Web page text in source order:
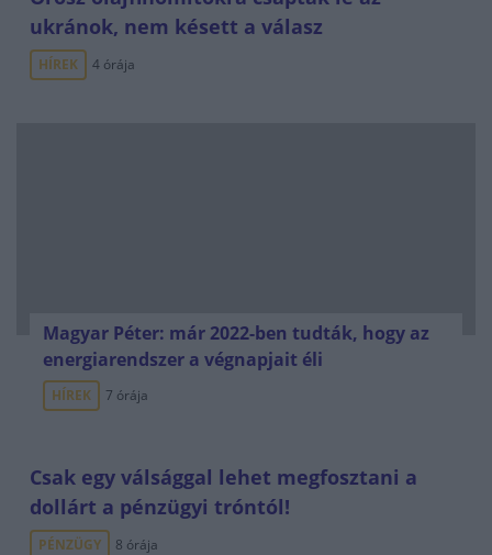
ukránok, nem késett a válasz
HÍREK 4 órája
Magyar Péter: már 2022-ben tudták, hogy az
energiarendszer a végnapjait éli
HÍREK 7 órája
Csak egy válsággal lehet megfosztani a
dollárt a pénzügyi tróntól!
PÉNZÜGY 8 órája